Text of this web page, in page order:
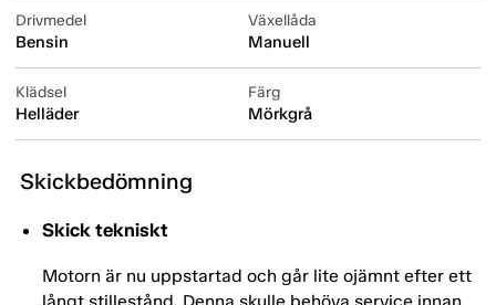
Drivmedel
Bensin
Växellåda
Manuell
Klädsel
Helläder
Färg
Mörkgrå
Skickbedömning
Skick tekniskt
Motorn är nu uppstartad och går lite ojämnt efter ett